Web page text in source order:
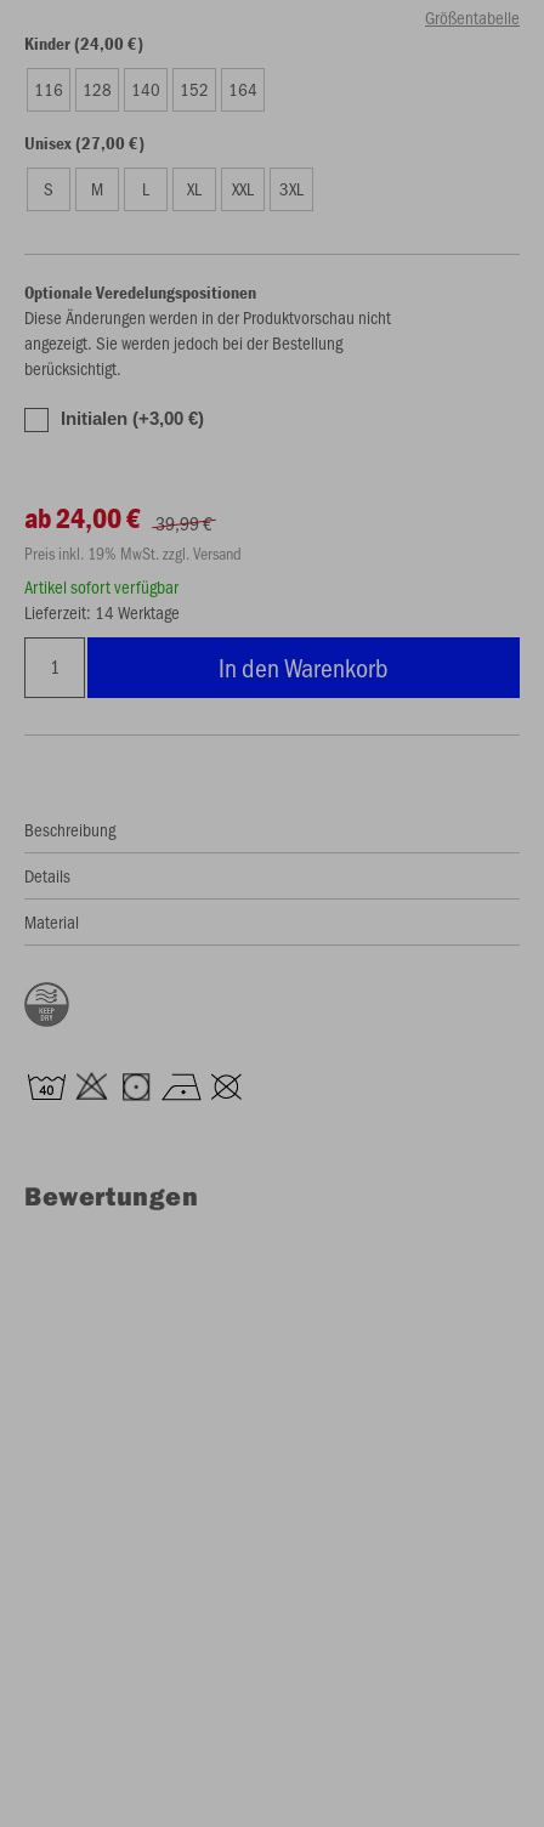
Größentabelle
Kinder (24,00 €)
116 128 140 152 164
Unisex (27,00 €)
S M L XL XXL 3XL
Optionale Veredelungspositionen
Diese Änderungen werden in der Produktvorschau nicht
angezeigt. Sie werden jedoch bei der Bestellung
berücksichtigt.
Initialen (+3,00 €)
ab 24,00 € 39,99 €
Preis inkl. 19% MwSt. zzgl. Versand
Artikel sofort verfügbar
Lieferzeit: 14 Werktage
In den Warenkorb
Beschreibung
Details
Material
Bewertungen